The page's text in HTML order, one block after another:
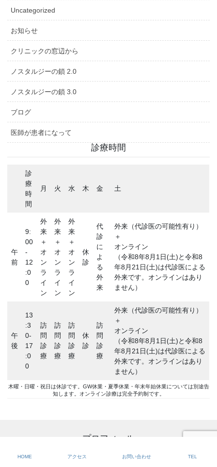
Uncategorized
お知らせ
クリニックの窓辺から
ノスタルジーの鎖 2.0
ノスタルジーの鎖 3.0
ブログ
医師が患者になって
診療時間
診
療
時
間
月 火 水 木 金 土
午
前
9:
00
-
12
:0
0
外
来
＋
オ
ン
ラ
イ
ン
外
来
＋
オ
ン
ラ
イ
ン
外
来
＋
オ
ン
ラ
イ
ン
休
診
代
診
に
よ
る
外
来
外来（代診医の可能性有り）
＋
オンライン
（令和8年8月1日(土)と令和8
年8月21日(土)は代診医による
外来です。オンラインはあり
ません）
午
後
13
:3
0-
17
:0
0
訪
問
診
療
訪
問
診
療
訪
問
診
療
休
診
訪
問
診
療
外来（代診医の可能性有り）
＋
オンライン
（令和8年8月1日(土)と令和8
年8月21日(土)は代診医による
外来です。オンラインはあり
ません）
木曜・日曜・祝日は休診です。GW休業・夏季休業・年末年始休業については別途告
知します。オンライン診療は完全予約制です。
プロフィール
HOME アクセス お問い合わせ TEL